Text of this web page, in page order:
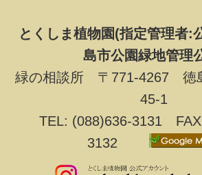
とくしま植物園(指定管理者:
島市公園緑地管理
緑の相談所 〒771-4267 徳
45-1
TEL: (088)636-3131
3132